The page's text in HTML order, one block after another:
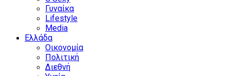
Γυναίκα
Lifestyle
Media
Ελλάδα
Οικονομία
Πολιτική
Διεθνή